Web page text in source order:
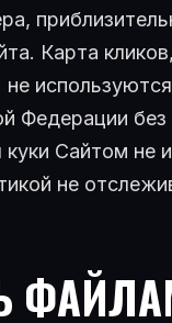
Карта
не
Федерации без
Сайтом не
не